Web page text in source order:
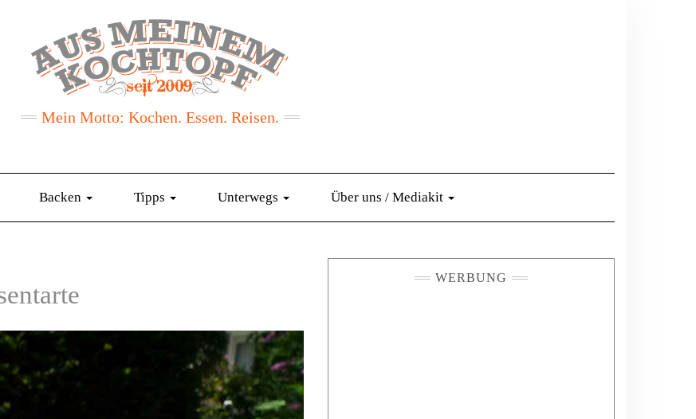
Mein Motto: Kochen. Essen. Reisen.
Backen Tipps Unterwegs Über uns / Mediakit
WERBUNG